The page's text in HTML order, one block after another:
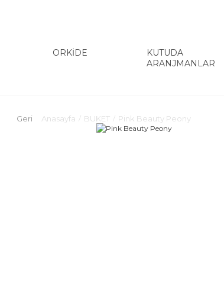
ORKİDE
KUTUDA
ARANJMANLAR
Geri Anasayfa BUKET Pink Beauty Peony